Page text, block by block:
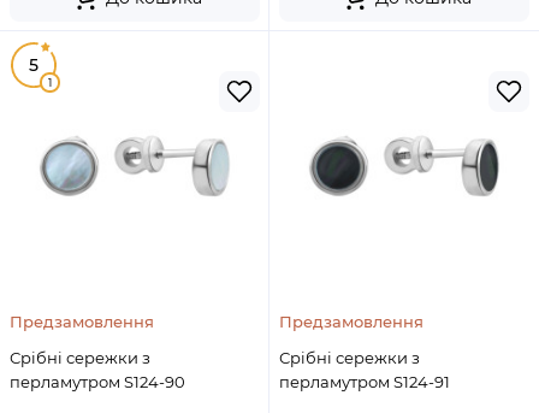
5
1
Предзамовлення
Срібні сережки з
перламутром S124-90
Предзамовлення
Срібні сережки з
перламутром S124-91